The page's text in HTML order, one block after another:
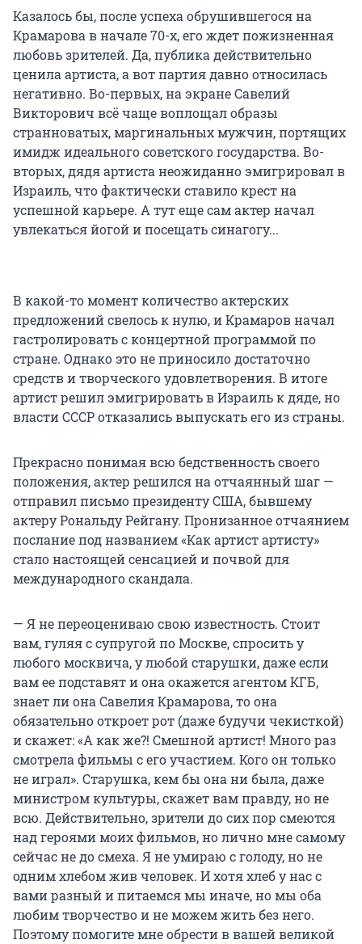
Казалось бы, после успеха обрушившегося на
Крамарова в начале 70-х, его ждет пожизненная
любовь зрителей. Да, публика действительно
ценила артиста, а вот партия давно относилась
негативно. Во-первых, на экране Савелий
Викторович всё чаще воплощал образы
странноватых, маргинальных мужчин, портящих
имидж идеального советского государства. Во-
вторых, дядя артиста неожиданно эмигрировал в
Израиль, что фактически ставило крест на
успешной карьере. А тут еще сам актер начал
увлекаться йогой и посещать синагогу...
В какой-то момент количество актерских
предложений свелось к нулю, и Крамаров начал
гастролировать с концертной программой по
стране. Однако это не приносило достаточно
средств и творческого удовлетворения. В итоге
артист решил эмигрировать в Израиль к дяде, но
власти СССР отказались выпускать его из страны.
Прекрасно понимая всю бедственность своего
положения, актер решился на отчаянный шаг —
отправил письмо президенту США, бывшему
актеру Рональду Рейгану. Пронизанное отчаянием
послание под названием «Как артист артисту»
стало настоящей сенсацией и почвой для
международного скандала.
— Я не переоцениваю свою известность. Стоит
вам, гуляя с супругой по Москве, спросить у
любого москвича, у любой старушки, даже если
вам ее подставят и она окажется агентом КГБ,
знает ли она Савелия Крамарова, то она
обязательно откроет рот (даже будучи чекисткой)
и скажет: «А как же?! Смешной артист! Много раз
смотрела фильмы с его участием. Кого он только
не играл». Старушка, кем бы она ни была, даже
министром культуры, скажет вам правду, но не
всю. Действительно, зрители до сих пор смеются
над героями моих фильмов, но лично мне самому
сейчас не до смеха. Я не умираю с голоду, но не
одним хлебом жив человек. И хотя хлеб у нас с
вами разный и питаемся мы иначе, но мы оба
любим творчество и не можем жить без него.
Поэтому помогите мне обрести в вашей великой